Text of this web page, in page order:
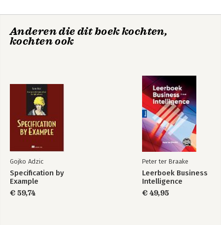
Anderen die dit boek kochten,
kochten ook
Gojko Adzic
Specification by
Example
€ 59,74
Peter ter Braake
Leerboek Business
Intelligence
€ 49,95